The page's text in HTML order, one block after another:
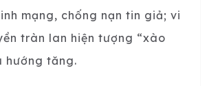
mạng, chống nạn tin giả; vi
tràn lan hiện tượng “xào
hướng tăng.